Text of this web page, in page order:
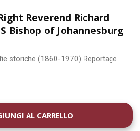
Reverend Richard
Bishop of Johannesburg
storiche (1860-1970) Reportage